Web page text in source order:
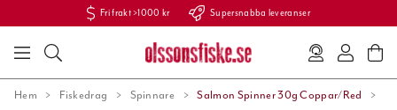
Fri frakt >1000 kr Supersnabba leveranser
Hem Fiskedrag Spinnare Salmon Spinner 30g Coppar/Red